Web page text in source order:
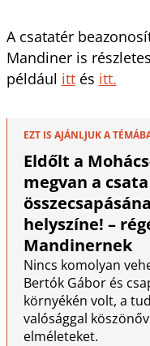
A csatatér
Mandiner is
például ittés itt.
EZT IS AJÁNLJUK A
Eldőlt a
megvan a
helyszíne! –
Mandinernek
Nincs komolyan
Bertók Gábor és
környékén volt, a
valósággal
elméleteket.